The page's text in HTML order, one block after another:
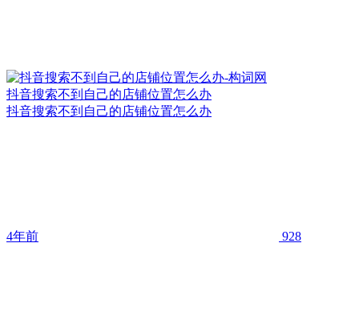
抖音搜索不到自己的店铺位置怎么办
抖音搜索不到自己的店铺位置怎么办
4年前 928